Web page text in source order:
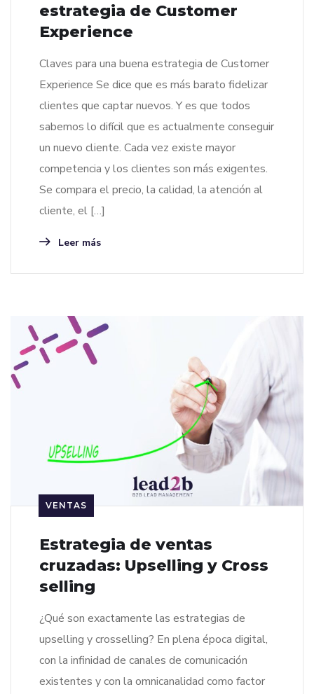
estrategia de Customer
Experience
Claves para una buena estrategia de Customer
Experience Se dice que es más barato fidelizar
clientes que captar nuevos. Y es que todos
sabemos lo difícil que es actualmente conseguir
un nuevo cliente. Cada vez existe mayor
competencia y los clientes son más exigentes.
Se compara el precio, la calidad, la atención al
cliente, el […]
Leer más
VENTAS
Estrategia de ventas
cruzadas: Upselling y Cross
selling
¿Qué son exactamente las estrategias de
upselling y crosselling? En plena época digital,
con la infinidad de canales de comunicación
existentes y con la omnicanalidad como factor